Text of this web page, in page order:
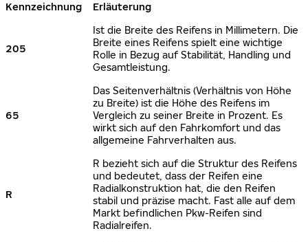
Kennzeichnung Erläuterung
205
Ist die Breite des Reifens in Millimetern. Die
Breite eines Reifens spielt eine wichtige
Rolle in Bezug auf Stabilität, Handling und
Gesamtleistung.
65
Das Seitenverhältnis (Verhältnis von Höhe
zu Breite) ist die Höhe des Reifens im
Vergleich zu seiner Breite in Prozent. Es
wirkt sich auf den Fahrkomfort und das
allgemeine Fahrverhalten aus.
R
R bezieht sich auf die Struktur des Reifens
und bedeutet, dass der Reifen eine
Radialkonstruktion hat, die den Reifen
stabil und präzise macht. Fast alle auf dem
Markt befindlichen Pkw-Reifen sind
Radialreifen.